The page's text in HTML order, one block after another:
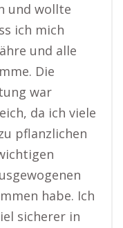
und wollte
ich mich
und alle
Die
war
da ich viele
pflanzlichen
habe. Ich
sicherer in